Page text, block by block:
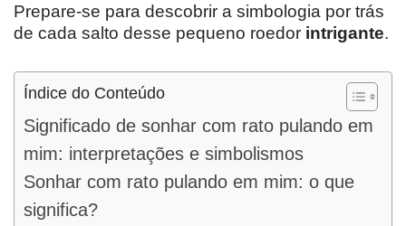
Prepare-se para descobrir a simbologia por trás
de cada salto desse pequeno roedor intrigante.
Índice do Conteúdo
Significado de sonhar com rato pulando em
mim: interpretações e simbolismos
Sonhar com rato pulando em mim: o que
significa?